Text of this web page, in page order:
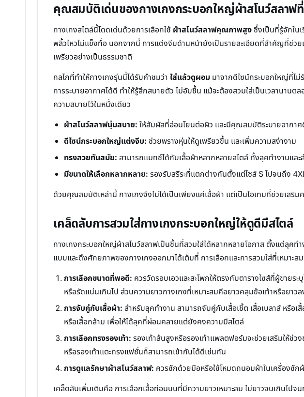
คุณสมบัติเด่นของกางเกงกระบอกใหญ่ผ้าสโนว์สลาฟ
กางเกงสไตล์นี้โดดเด่นด้วยการเลือกใช้ ผ้าสโนว์สลาฟคุณภาพสูงซึ่งเป็นที่รู้จักใน
พลิ้วไหวไม่แข็งทื่อ นอกจากนี้ การแต่งจีบด้านหน้ายังเป็นรายละเอียดที่สำคัญที่ช่ว
เพรียวอย่างเป็นธรรมชาติ
กลไกที่ทำให้กางเกงรุ่นนี้ได้รับคำชมว่า ใส่แล้วดูผอม มาจากดีไซน์กระบอกใหญ่ที่ไ
การระบายอากาศได้ดี ทำให้รู้สึกสบายตัว ไม่อับชื้น แม้จะต้องสวมใส่เป็นเวลานา
ความสบายไว้ในหนึ่งเดียว
ผ้าสโนว์สลาฟนุ่มสบาย: ให้สัมผัสที่อ่อนโยนต่อผิว และมีคุณสมบัติระบายอากา
ดีไซน์กระบอกใหญ่แต่งจีบ: ช่วยพรางหุ่นให้ดูเพรียวขึ้น และเพิ่มความสง่างาม
ทรงสวยทันสมัย: สามารถแมทช์ได้กับเสื้อผ้าหลากหลายสไตล์ ทั้งลุคทำงานและ
มีขนาดให้เลือกหลากหลาย: รองรับสรีระที่แตกต่างกันตั้งแต่ไซส์ S ไปจนถึง
ด้วยคุณสมบัติเหล่านี้ กางเกงจึงไม่ได้เป็นเพียงแค่เสื้อผ้า แต่เป็นไอเทมที่ช่วยเสริ
เคล็ดลับการสวมใส่กางเกงกระบอกใหญ่ให้ดูดีมีสไตล์
กางเกงกระบอกใหญ่ผ้าสโนว์สลาฟเป็นชิ้นที่สวมใส่ได้หลากหลายโอกาส ตั้งแต่ลุ
แบบและดึงศักยภาพของกางเกงออกมาได้เต็มที่ การเลือกและการสวมใส่ที่เหมาะ
การเลือกขนาดที่พอดี: ควรวัดรอบเอวและสะโพกให้ตรงกับตารางไซส์ที่ผู้ขายร
หรือรัดแน่นเกินไป ส่วนความยาวกางเกงที่เหมาะสมคือยาวคลุมข้อเท้าหรือยาว
การจับคู่กับเสื้อผ้า: สำหรับลุคทำงาน สามารถจับคู่กับเสื้อเชิ้ต เสื้อเบลาส์ หรือ
หรือเสื้อกล้าม เพื่อให้ได้ลุคที่ผ่อนคลายแต่ยังคงความมีสไตล์
การเลือกทรงรองเท้า: รองเท้าส้นสูงหรือรองเท้าแพลตฟอร์มจะช่วยเสริมให้ช่
หรือรองเท้าแตะทรงแฟชั่นก็สามารถเข้ากันได้ดีเช่นกัน
การดูแลรักษาผ้าสโนว์สลาฟ: ควรซักด้วยมือหรือใช้โหมดถนอมผ้าในเครื่องซั
เคล็ดลับเพิ่มเติมคือ การเลือกเสื้อท่อนบนที่มีความยาวเหมาะสม ไม่ยาวจนเกินไป